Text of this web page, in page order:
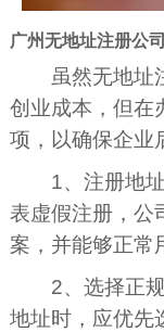
广州无地址注册公
虽然无地址
创业成本，但在
项，以确保企业
1、注册地
表虚假注册，公
案，并能够正常
2、选择正
地址时，应优先